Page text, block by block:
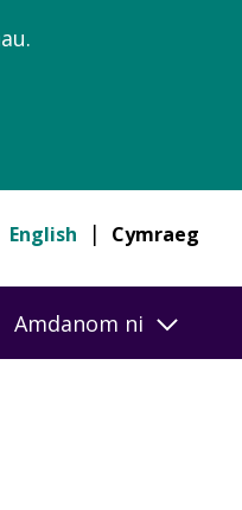
English Cymraeg
Amdanom ni